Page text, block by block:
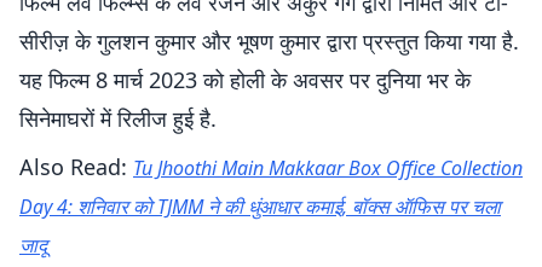
सीरीज़ के गुलशन कुमार और भूषण कुमार द्वारा प्रस्तुत किया गया है.
यह फिल्म 8 मार्च 2023 को होली के अवसर पर दुनिया भर के
सिनेमाघरों में रिलीज हुई है.
Also Read: Tu Jhoothi Main Makkaar Box Office Collection
Day 4: शनिवार को TJMM ने की धुंआधार कमाई, बॉक्स ऑफिस पर चला
जादू